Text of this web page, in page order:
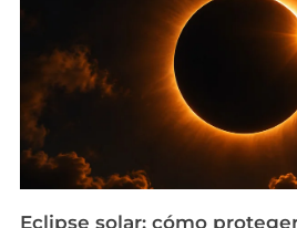
Eclipse solar: cómo